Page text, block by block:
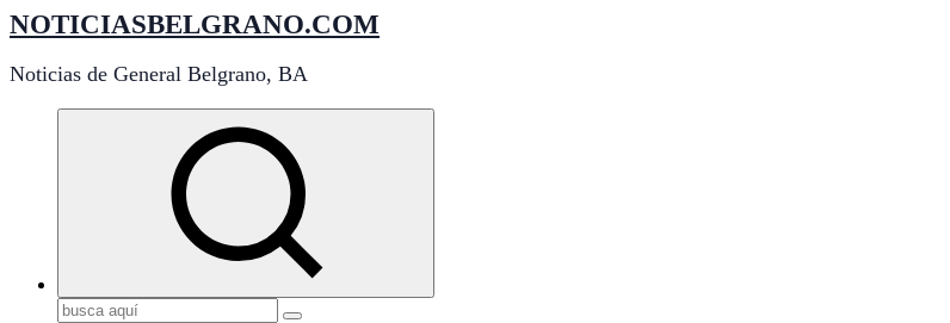
NOTICIASBELGRANO.COM
Noticias de General Belgrano, BA
Buscar: